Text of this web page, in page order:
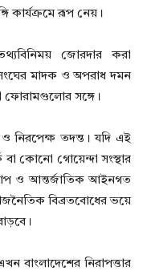
কার্যক্রমে রূপ নেয়।
জোরদার করা
মাদক ও অপরাধ দমন
ফোরামগুলোর সঙ্গে।
নিরপেক্ষ তদন্ত। যদি এই
বা কোনো গোয়েন্দা সংস্থার
ও আন্তর্জাতিক আইনগত
বিব্রতবোধের ভয়ে
বাংলাদেশের নিরাপত্তার